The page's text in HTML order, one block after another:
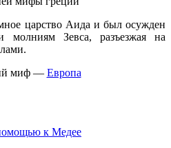
царство Аида и был осужден
молниям Зевса, разъезжая на
миф — Европа
к Медее